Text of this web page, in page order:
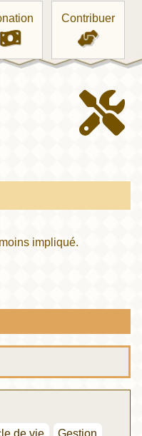
Contribuer
impliqué.
de vie
Gestion